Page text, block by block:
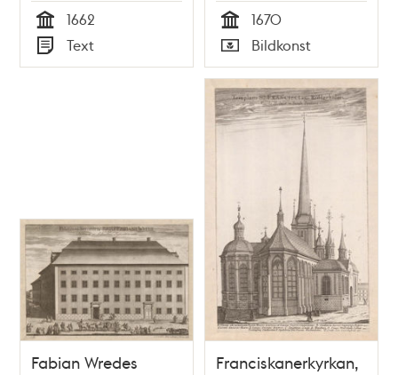
Tid
1662
Typ
Text Tid
1670
Typ
Bildkonst
Fabian Wredes
Franciskanerkyrkan,